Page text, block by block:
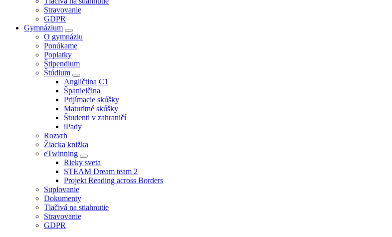
Stravovanie
GDPR
Gymnázium
O gymnáziu
Ponúkame
Poplatky
Štipendium
Štúdium
Angličtina C1
Španielčina
Prijímacie skúšky
Maturitné skúšky
Študenti v zahraničí
iPady
Rozvrh
Žiacka knižka
eTwinning
Rieky sveta
STEAM Dream team 2
Projekt Reading across Borders
Suplovanie
Dokumenty
Tlačivá na stiahnutie
Stravovanie
GDPR